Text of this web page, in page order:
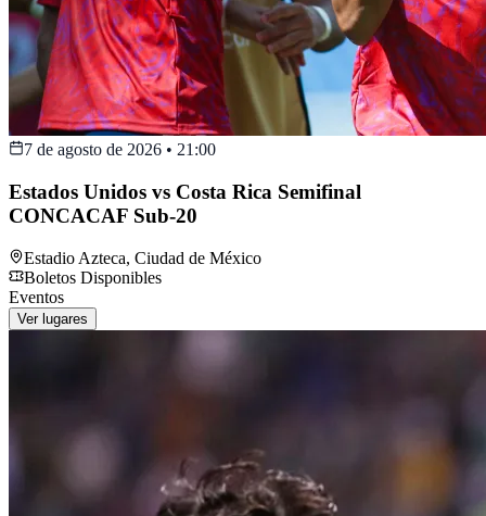
7 de agosto de 2026 • 21:00
Estados Unidos vs Costa Rica Semifinal
CONCACAF Sub-20
Estadio Azteca, Ciudad de México
Boletos Disponibles
Eventos
Ver lugares